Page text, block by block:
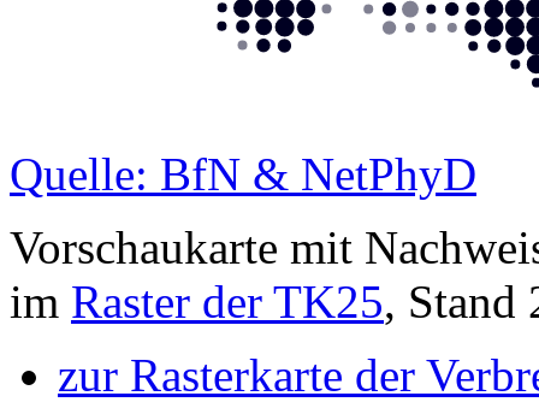
Quelle: BfN & NetPhyD
Vorschaukarte mit
im Raster der TK25, Stand
zur Rasterkarte der